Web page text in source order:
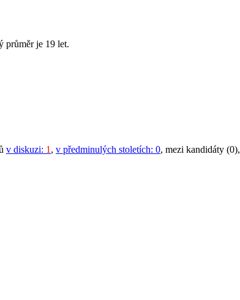
průměr je 19 let.
v diskuzi: 1 , v předminulých stoletích: 0, mezi kandidáty (0),